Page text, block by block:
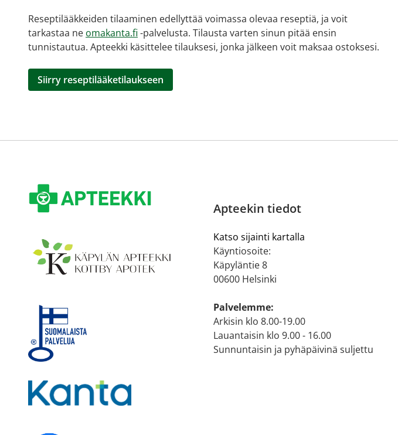
Reseptilääkkeiden tilaaminen edellyttää voimassa olevaa reseptiä, ja voit
tarkastaa ne omakanta.fi -palvelusta. Tilausta varten sinun pitää ensin
tunnistautua. Apteekki käsittelee tilauksesi, jonka jälkeen voit maksaa ostoksesi.
Siirry reseptilääketilaukseen
Apteekin tiedot
Katso sijainti kartalla
Käyntiosoite:
Käpyläntie 8
00600 Helsinki
Palvelemme:
Arkisin klo 8.00-19.00
Lauantaisin klo 9.00 - 16.00
Sunnuntaisin ja pyhäpäivinä suljettu